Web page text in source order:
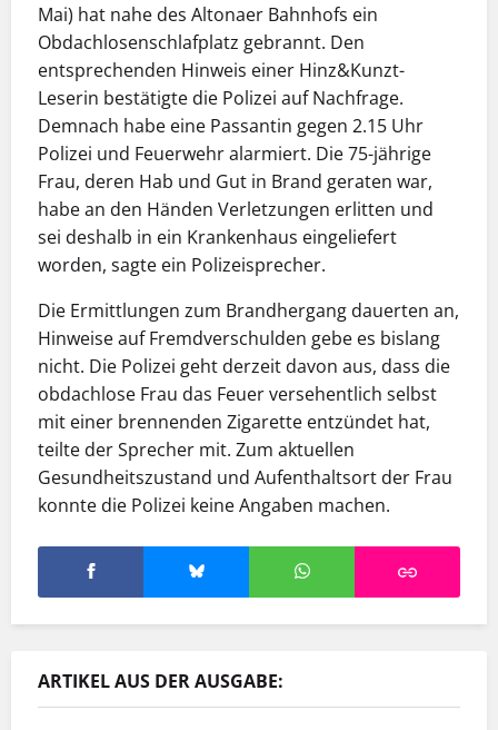
Mai) hat nahe des Altonaer Bahnhofs ein
Obdachlosenschlafplatz gebrannt. Den
entsprechenden Hinweis einer Hinz&Kunzt-
Leserin bestätigte die Polizei auf Nachfrage.
Demnach habe eine Passantin gegen 2.15 Uhr
Polizei und Feuerwehr alarmiert. Die 75-jährige
Frau, deren Hab und Gut in Brand geraten war,
habe an den Händen Verletzungen erlitten und
sei deshalb in ein Krankenhaus eingeliefert
worden, sagte ein Polizeisprecher.
Die Ermittlungen zum Brandhergang dauerten an,
Hinweise auf Fremdverschulden gebe es bislang
nicht. Die Polizei geht derzeit davon aus, dass die
obdachlose Frau das Feuer versehentlich selbst
mit einer brennenden Zigarette entzündet hat,
teilte der Sprecher mit. Zum aktuellen
Gesundheitszustand und Aufenthaltsort der Frau
konnte die Polizei keine Angaben machen.
ARTIKEL AUS DER AUSGABE: